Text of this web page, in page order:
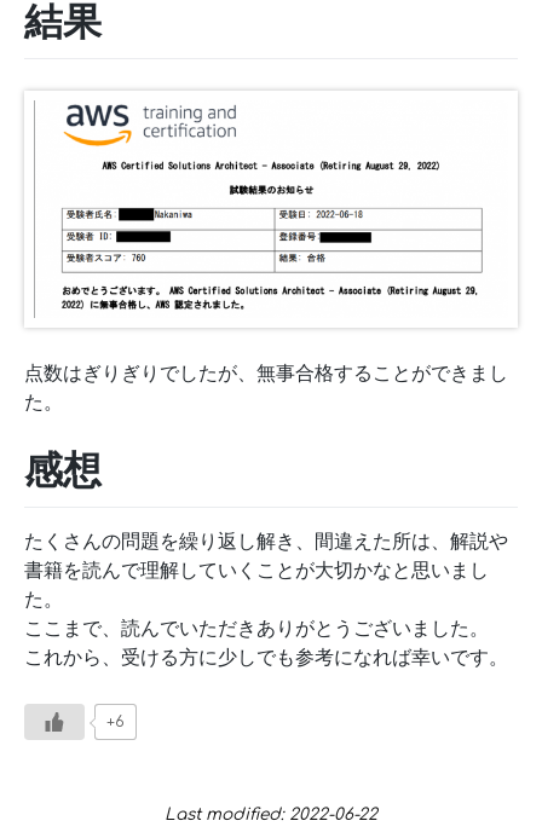
結果
点数はぎりぎりでしたが、無事合格することができまし
た。
感想
たくさんの問題を繰り返し解き、間違えた所は、解説や
書籍を読んで理解していくことが大切かなと思いまし
た。
ここまで、読んでいただきありがとうございました。
これから、受ける方に少しでも参考になれば幸いです。
+6
Last modified: 2022-06-22